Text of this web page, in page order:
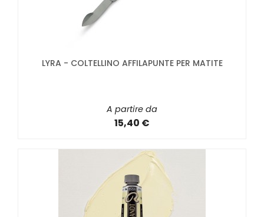
LYRA - COLTELLINO AFFILAPUNTE PER MATITE
A partire da
15,40 €